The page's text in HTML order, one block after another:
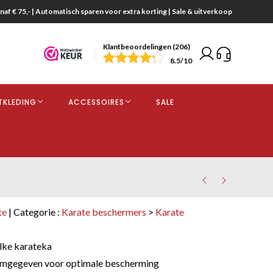
€ 75,- | Automatisch sparen voor extra korting | Sale & uitverkoop
Klantbeoordelingen (206)
8.5/10
ACCESSOIRES SALE
| Categorie : Karate beschermers > Karate
karateka
voor optimale bescherming